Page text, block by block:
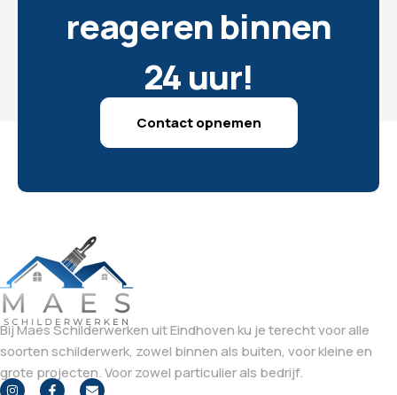
reageren binnen
24 uur!
Contact opnemen
Bij Maes Schilderwerken uit Eindhoven ku je terecht voor alle
soorten schilderwerk, zowel binnen als buiten, voor kleine en
grote projecten. Voor zowel particulier als bedrijf.